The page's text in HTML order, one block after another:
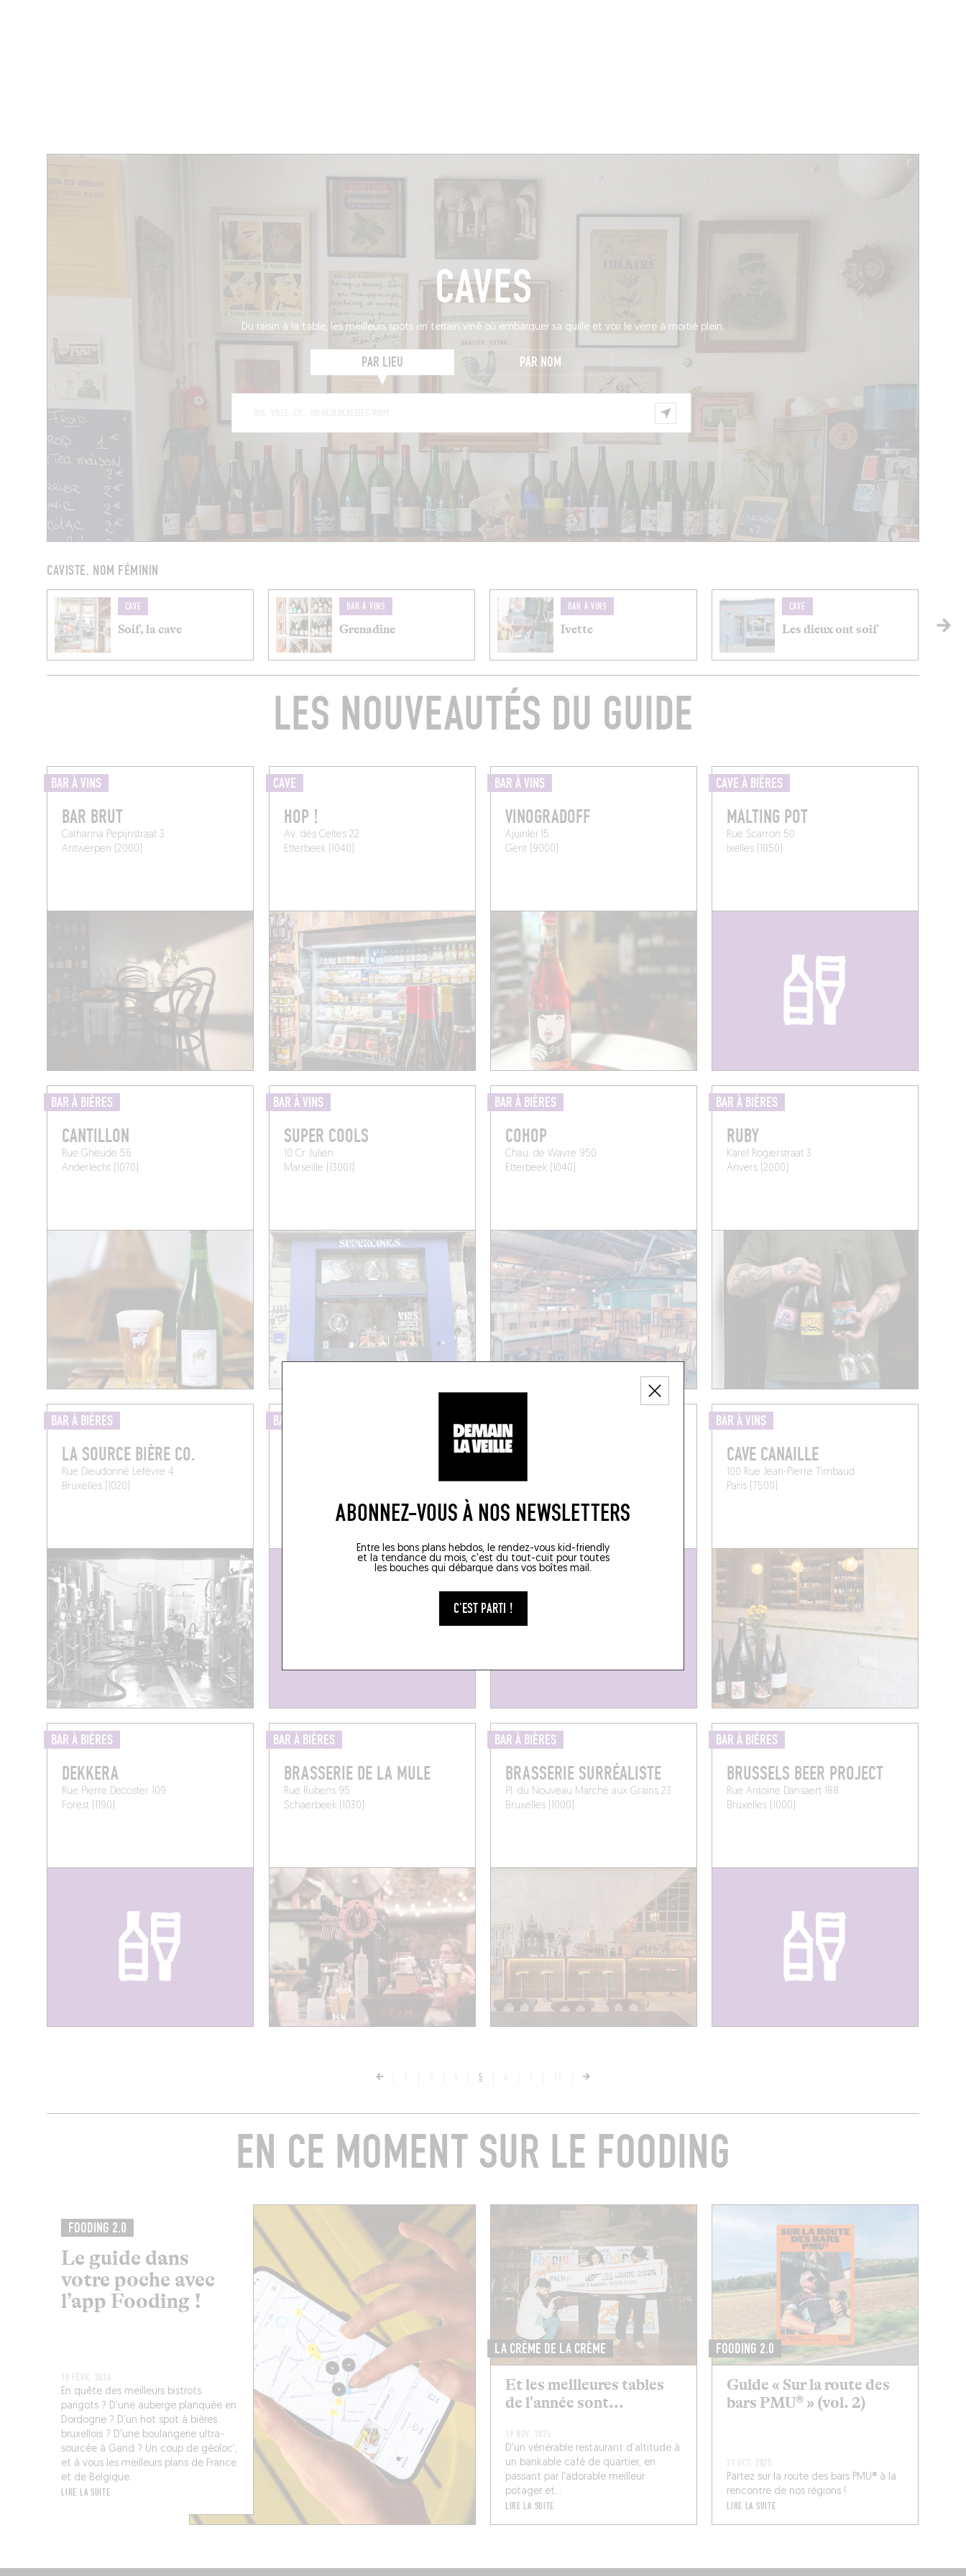
ABONNEZ-VOUS À NOS NEWSLETTERS
Entre les bons plans hebdos, le rendez-vous kid-friendly
et la tendance du mois, c'est du tout-cuit pour toutes
les bouches qui débarque dans vos boîtes mail.
C'EST PARTI !
CAVES
Du raisin à la table, les meilleurs spots en terrain viné où embarquer sa quille et voir le verre à moitié plein.
PAR LIEU PAR NOM
CAVISTE, NOM FÉMININ
CAVE
Soif, la cave
BAR À VINS
Grenadine
BAR À VINS
Ivette
CAVE
Les dieux ont soif
LES NOUVEAUTÉS DU GUIDE
BAR À VINS
BAR BRUT
Catharina Pepijnstraat 3
Antwerpen (2000)
CAVE
HOP !
Av. des Celtes 22
Etterbeek (1040)
BAR À VINS
VINOGRADOFF
Ajuinlei 15
Gent (9000)
CAVE À BIÈRES
MALTING POT
Rue Scarron 50
Ixelles (1050)
BAR À BIÈRES
CANTILLON
Rue Gheude 56
Anderlecht (1070)
BAR À VINS
SUPER COOLS
10 Cr Julien
Marseille (13001)
BAR À BIÈRES
COHOP
Chau. de Wavre 950
Etterbeek (1040)
BAR À BIÈRES
RUBY
Karel Rogierstraat 3
Anvers (2000)
BAR À BIÈRES
LA SOURCE BIÈRE CO.
Rue Dieudonné Lefèvre 4
Bruxelles (1020)
BAR À BIÈRES CAVE
SURLIE
BAR À VINS
CAVE CANAILLE
100 Rue Jean-Pierre Timbaud
Paris (75011)
BAR À BIÈRES
DEKKERA
Rue Pierre Decoster 109
Forest (1190)
BAR À BIÈRES
BRASSERIE DE LA MULE
Rue Rubens 95
Schaerbeek (1030)
BAR À BIÈRES
BRASSERIE SURRÉALISTE
Pl. du Nouveau Marché aux Grains 23
Bruxelles (1000)
BAR À BIÈRES
BRUSSELS BEER PROJECT
Rue Antoine Dansaert 188
Bruxelles (1000)
5
EN CE MOMENT SUR LE FOODING
FOODING 2.0
Le guide dans
votre poche avec
l’app Fooding !
10 FÉVR. 2026
En quête des meilleurs bistrots
parigots ? D’une auberge planquée en
Dordogne ? D’un hot spot à bières
bruxellois ? D’une boulangerie ultra-
sourcée à Gand ? Un coup de géoloc’,
et à vous les meilleurs plans de France
et de Belgique.
LIRE LA SUITE
LA CRÈME DE LA CRÈME
Et les meilleures tables
de l'année sont...
19 NOV. 2025
D’un vénérable restaurant d’altitude à
un bankable café de quartier, en
passant par l’adorable meilleur
potager et...
LIRE LA SUITE
FOODING 2.0
Guide « Sur la route des
bars PMU® » (vol. 2)
21 OCT. 2025
Partez sur la route des bars PMU® à la
rencontre de nos régions !
LIRE LA SUITE